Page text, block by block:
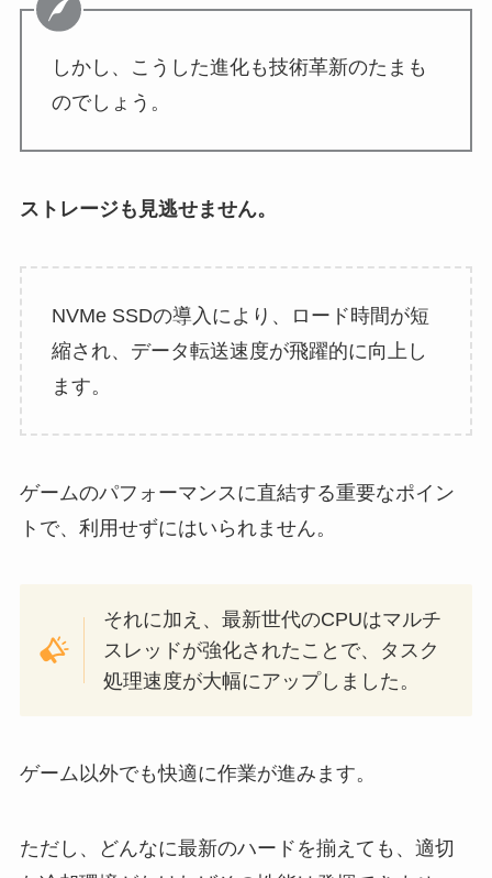
しかし、こうした進化も技術革新のたまも
のでしょう。
ストレージも見逃せません。
NVMe SSDの導入により、ロード時間が短
縮され、データ転送速度が飛躍的に向上し
ます。
ゲームのパフォーマンスに直結する重要なポイン
トで、利用せずにはいられません。
それに加え、最新世代のCPUはマルチ
スレッドが強化されたことで、タスク
処理速度が大幅にアップしました。
ゲーム以外でも快適に作業が進みます。
ただし、どんなに最新のハードを揃えても、適切